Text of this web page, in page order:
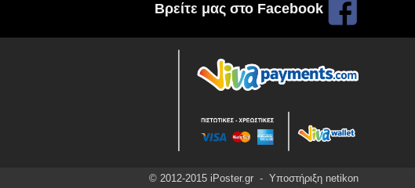
Βρείτε μας στο Facebook
© 2012-2015 iPoster.gr - Υποστήριξη netikon